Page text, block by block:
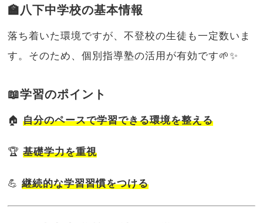
🏫八下中学校の基本情報
落ち着いた環境ですが、不登校の生徒も一定数いま
す。そのため、個別指導塾の活用が有効です🌱✨
📖学習のポイント
🏠自分のペースで学習できる環境を整える
🏆基礎学力を重視
💪継続的な学習習慣をつける